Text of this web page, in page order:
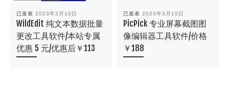
已发表 2023年3月10日
WildEdit 纯文本数据批量
更改工具软件/本站专属
优惠 5 元/优惠后￥113
已发表 2023年3月10日
PicPick 专业屏幕截图图
像编辑器工具软件/价格
￥188